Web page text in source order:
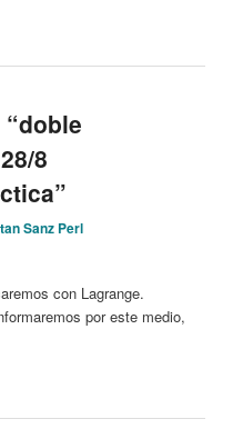
8
Sanz Perl
con Lagrange.
por este medio,